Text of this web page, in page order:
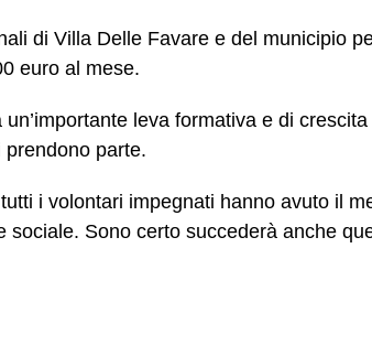
di Villa Delle Favare e del municipio
euro al mese.
leva formativa e di crescita
parte.
i volontari impegnati hanno avuto il
Sono certo succederà anche